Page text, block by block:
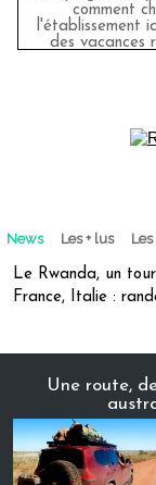
comment
l'établissement
des vacances
News Les + lus
Le Rwanda, un
France, Italie :
Une route,